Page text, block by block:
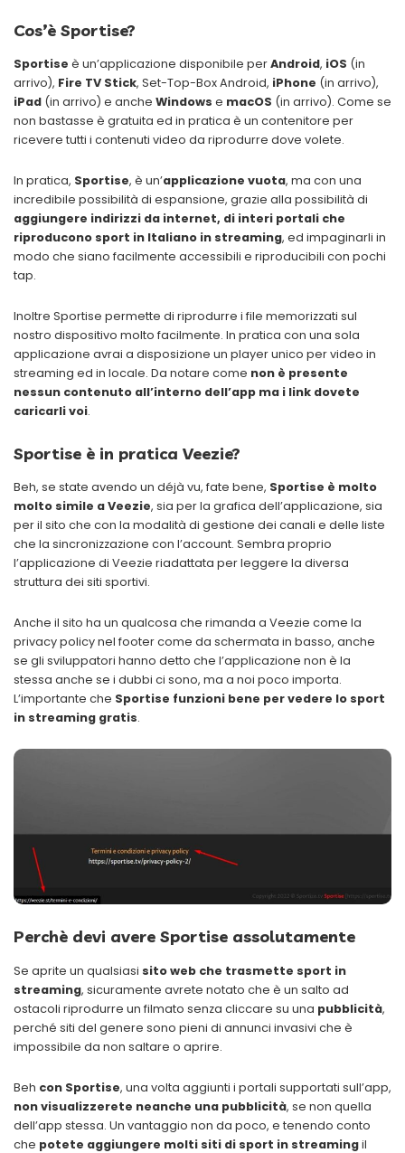
Cos’è Sportise?
Sportise è un’applicazione disponibile perAndroid, iOS (in
arrivo), Fire TV Stick, Set-Top-Box Android, iPhone (in arrivo),
iPad (in arrivo) e anche Windows e macOS (in arrivo). Come se
non bastasse è gratuita ed in pratica è un contenitore per
ricevere tutti i contenuti video da riprodurre dove volete.
In pratica, Sportise, è un’applicazione vuota, ma con una
incredibile possibilità di espansione, grazie alla possibilità di
aggiungere indirizzi da internet, di interi portali che
riproducono sport in Italiano in streaming, ed impaginarli in
modo che siano facilmente accessibili e riproducibili con pochi
tap.
Inoltre Sportise permette di riprodurre i file memorizzati sul
nostro dispositivo molto facilmente. In pratica con una sola
applicazione avrai a disposizione un player unico per video in
streaming ed in locale. Da notare come non è presente
nessun contenuto all’interno dell’app ma i link dovete
caricarli voi.
Sportise è in pratica Veezie?
Beh, se state avendo un déjà vu, fate bene, Sportise è molto
molto simile a Veezie, sia per la grafica dell’applicazione, sia
per il sito che con la modalità di gestione dei canali e delle liste
che la sincronizzazione con l’account. Sembra proprio
l’applicazione di Veezie riadattata per leggere la diversa
struttura dei siti sportivi.
Anche il sito ha un qualcosa che rimanda a Veezie come la
privacy policy nel footer come da schermata in basso, anche
se gli sviluppatori hanno detto che l’applicazione non è la
stessa anche se i dubbi ci sono, ma a noi poco importa.
L’importante che Sportise funzioni bene per vedere lo sport
in streaming gratis.
Perchè devi avere Sportise assolutamente
Se aprite un qualsiasi sito web che trasmette sport in
streaming, sicuramente avrete notato che è un salto ad
ostacoli riprodurre un filmato senza cliccare su una pubblicità,
perché siti del genere sono pieni di annunci invasivi che è
impossibile da non saltare o aprire.
Beh con Sportise, una volta aggiunti i portali supportati sull’app,
non visualizzerete neanche una pubblicità, se non quella
dell’app stessa. Un vantaggio non da poco, e tenendo conto
che potete aggiungere molti siti di sport in streamingil